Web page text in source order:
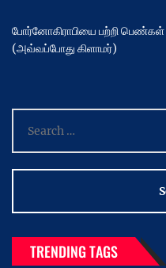
போர்னோகிராபியை பற்றி
(அவ்வப்போது கிளாமர்)
for:
TRENDING TAGS